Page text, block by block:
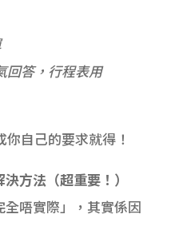
回答，行程表用
自己的要求就得！
方法（超重要！）
唔實際」，其實係因